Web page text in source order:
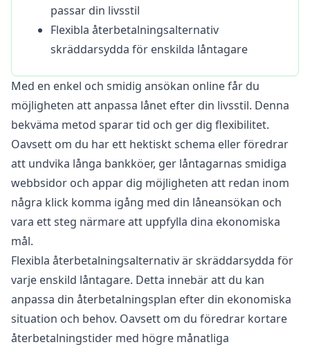
passar din livsstil
Flexibla återbetalningsalternativ
skräddarsydda för enskilda låntagare
Med en enkel och smidig ansökan online får du
möjligheten att anpassa lånet efter din livsstil. Denna
bekväma metod sparar tid och ger dig flexibilitet.
Oavsett om du har ett hektiskt schema eller föredrar
att undvika långa bankköer, ger låntagarnas smidiga
webbsidor och appar dig möjligheten att redan inom
några klick komma igång med din låneansökan och
vara ett steg närmare att uppfylla dina ekonomiska
mål.
Flexibla återbetalningsalternativ är skräddarsydda för
varje enskild låntagare. Detta innebär att du kan
anpassa din återbetalningsplan efter din ekonomiska
situation och behov. Oavsett om du föredrar kortare
återbetalningstider med högre månatliga